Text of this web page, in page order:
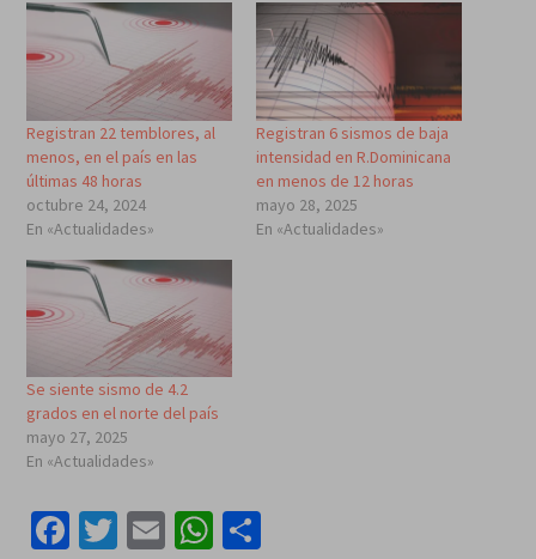
Registran 22 temblores, al
menos, en el país en las
últimas 48 horas
octubre 24, 2024
En «Actualidades»
Registran 6 sismos de baja
intensidad en R.Dominicana
en menos de 12 horas
mayo 28, 2025
En «Actualidades»
Se siente sismo de 4.2
grados en el norte del país
mayo 27, 2025
En «Actualidades»
Facebook
Twitter
EmailWhatsApp
Compartir